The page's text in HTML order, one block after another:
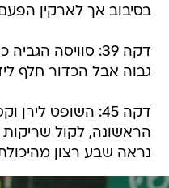
בסיבוב אך לארקין
דקה 39: סוויסה
גבוה אבל הכדור חלף
דקה 45: השופט
הראשונה, לקול
נראה שבע רצון